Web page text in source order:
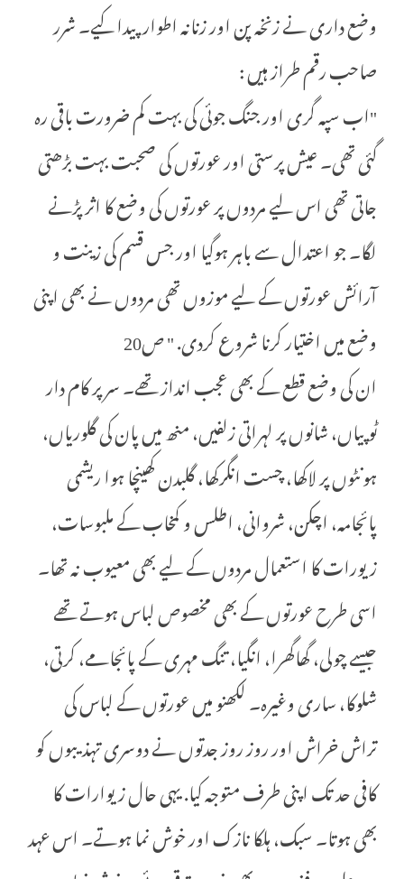
وضع داری نے زنخہ پن اور زنانہ اطوار پیدا کیے۔ شرر
صاحب رقم طراز ہیں :
"اب سپہ گری اور جنگ جوئی کی بہت کم ضرورت باقی رہ
گئی تھی۔ عیش پرستی اور عورتوں کی صحبت بہت بڑھتی
جاتی تھی اس لیے مردوں پر عورتوں کی وضع کا اثر پڑنے
لگا۔ جو اعتدال سے باہر ہوگیا اور جس قسم کی زینت و
آرائش عورتوں کے لیے موزوں تھی مردوں نے بھی اپنی
وضع میں اختیار کرنا شروع کردی. " ص20
ان کی وضع قطع کے بھی عجب انداز تھے۔ سر پر کام دار
ٹوپیاں، شانوں پر لہراتی زلفیں، منھ میں پان کی گلوریاں،
ہونٹوں پر لاکھا، چست انگرکھا، گلبدن کھینچا ہوا ریشمی
پائجامہ، اچکن، شروانی، اطلس و کمخاب کے ملبوسات،
زیورات کا استعمال مردوں کے لیے بھی معیوب نہ تھا۔
اسی طرح عورتوں کے بھی مخصوص لباس ہوتے تھے
جیسے چولی، گھاگھرا، انگیا، تنگ مہری کے پائجامے، کرتی،
شلوکا، ساری وغیرہ۔ لکھنو میں عورتوں کے لباس کی
تراش خراش اور روز روز جدتوں نے دوسری تہذیبوں کو
کافی حد تک اپنی طرف متوجہ کیا. یہی حال زیوارات کا
بھی ہوتا۔ سبک، ہلکا نازک اور خوش نما ہوتے۔ اس عہد